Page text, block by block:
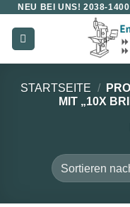
Zum
Inhalt
springen
NEU BEI UNS!2038-
STARTSEITE /
MIT „10X